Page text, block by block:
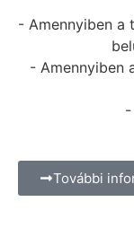
- Amennyiben a
- Amennyiben
-
További